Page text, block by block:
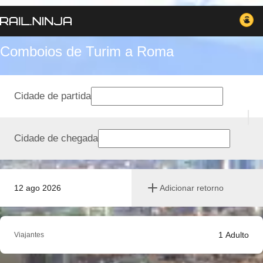
Comboios de Turim a Roma
12 ago 2026 Adicionar retorno
Cidade de partida
Cidade de chegada
Viajantes 1 Adulto